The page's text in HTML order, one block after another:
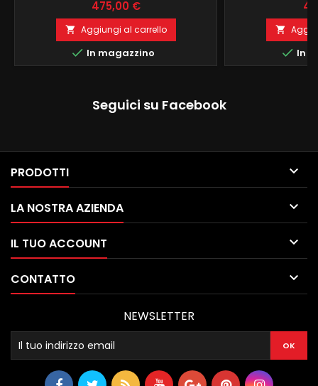
MONITOR DA 7 POLLICI HD - ANDROID 12
CON CARPLAY SENZA CAVO - OCTACORE
4G +64 INGRESSO SIM 4G NAVIGATORE
OFFLINE E ONLINE INGRESSO CAMERA E AUX
Prezzo
475,00 €
 Aggiungi al carrello
 In magazzino
BORDOandroid
FUNZIONE
INTEGRATO

 In
Seguici su Facebook
PRODOTTI 
LA NOSTRA AZIENDA 
IL TUO ACCOUNT 
CONTATTO 
NEWSLETTER